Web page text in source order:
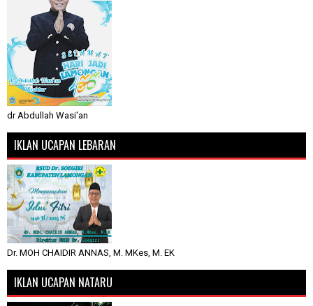
dr Abdullah Wasi'an
IKLAN UCAPAN LEBARAN
Dr. MOH CHAIDIR ANNAS, M. MKes, M. EK
IKLAN UCAPAN NATARU